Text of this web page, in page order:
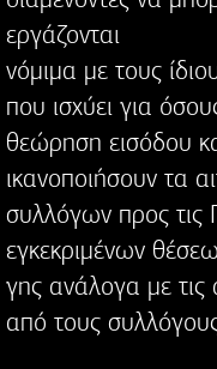
εργάζονται
νόμιμα με τους
που ισχύει για
θεώρηση εισόδου
ικανοποιήσουν τα
συλλόγων προς τις
εγκεκριμένων
γης ανάλογα με τις
από τους